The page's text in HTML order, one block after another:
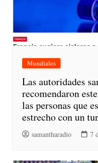
Mundiales
Las autoridades
recomendaron
las personas que
estrecho con un
samantharadio 7